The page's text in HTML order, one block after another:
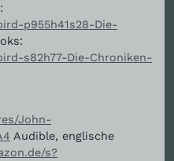
p955h41s28-Die-
s82h77-Die-Chroniken-
John-
Audible, englische
s?